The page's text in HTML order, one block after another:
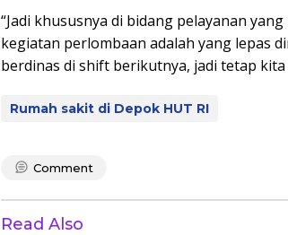
“Jadi khususnya di bidang pelayanan
kegiatan perlombaan adalah yang lepas
berdinas di shift berikutnya, jadi tetap
Rumah sakit di Depok HUT RI
Comment
Read Also